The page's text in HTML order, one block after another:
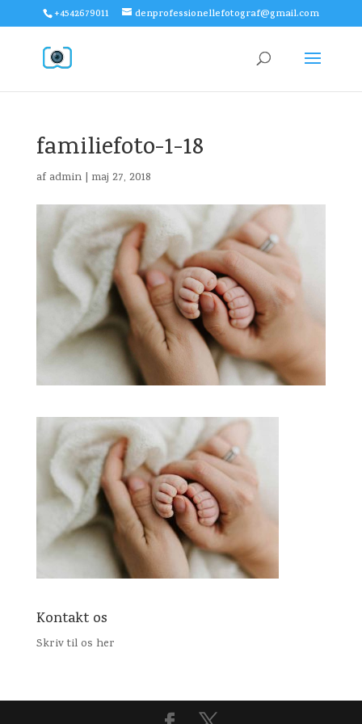
+4542679011 denprofessionellefotograf@gmail.com
familiefoto-1-18
af admin| maj 27, 2018
Kontakt os
Skriv til os her